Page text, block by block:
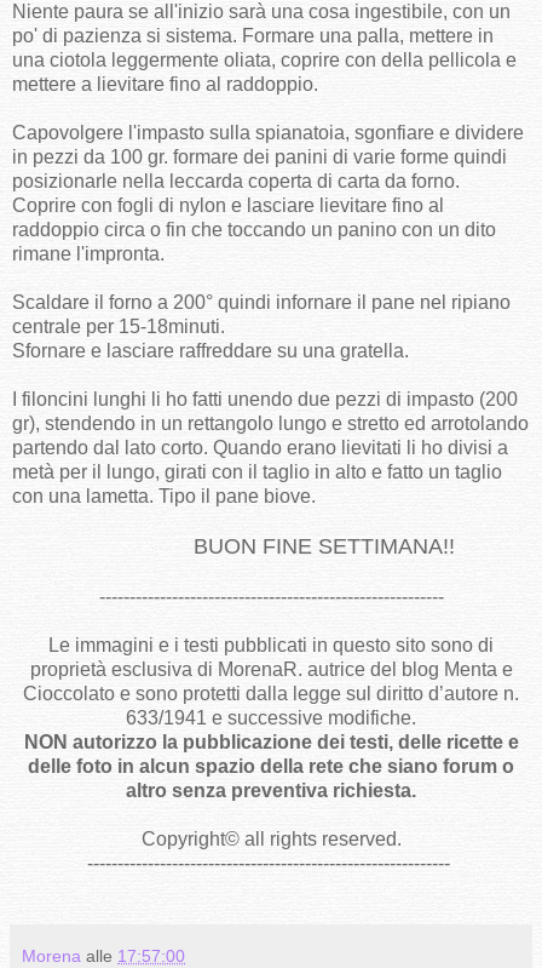
Niente paura se all'inizio sarà una cosa ingestibile, con un
po' di pazienza si sistema. Formare una palla, mettere in
una ciotola leggermente oliata, coprire con della pellicola e
mettere a lievitare fino al raddoppio.
Capovolgere l'impasto sulla spianatoia, sgonfiare e dividere
in pezzi da 100 gr. formare dei panini di varie forme quindi
posizionarle nella leccarda coperta di carta da forno.
Coprire con fogli di nylon e lasciare lievitare fino al
raddoppio circa o fin che toccando un panino con un dito
rimane l'impronta.
Scaldare il forno a 200° quindi infornare il pane nel ripiano
centrale per 15-18minuti.
Sfornare e lasciare raffreddare su una gratella.
I filoncini lunghi li ho fatti unendo due pezzi di impasto (200
gr), stendendo in un rettangolo lungo e stretto ed arrotolando
partendo dal lato corto. Quando erano lievitati li ho divisi a
metà per il lungo, girati con il taglio in alto e fatto un taglio
con una lametta. Tipo il pane biove.
BUON FINE SETTIMANA!!
---------------------------------------------------------
Le immagini e i testi pubblicati in questo sito sono di
proprietà esclusiva di MorenaR. autrice del blog Menta e
Cioccolato e sono protetti dalla legge sul diritto d’autore n.
633/1941 e successive modifiche.
NON autorizzo la pubblicazione dei testi, delle ricette e
delle foto in alcun spazio della rete che siano forum o
altro senza preventiva richiesta.
Copyright© all rights reserved.
------------------------------------------------------------
Morena alle 17:57:00